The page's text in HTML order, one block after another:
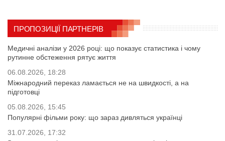
ПРОПОЗИЦІЇ ПАРТНЕРІВ
Медичні аналізи у 2026 році: що показує статистика і чому
рутинне обстеження рятує життя
06.08.2026, 18:28
Міжнародний переказ ламається не на швидкості, а на
підготовці
05.08.2026, 15:45
Популярні фільми року: що зараз дивляться українці
31.07.2026, 17:32